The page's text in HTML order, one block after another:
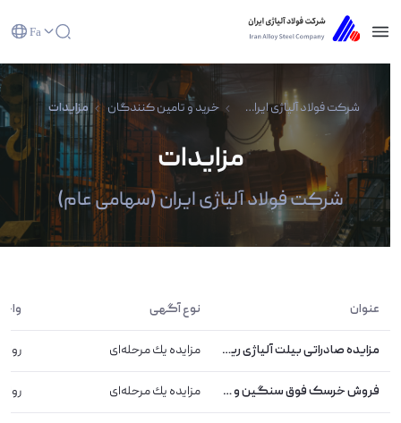
Fa
مزایدات - شرکت فولاد آلیاژی ایران(سهامی عام)
شرکت فولاد آلیاژی ایران(سهامی عام) خرید و تامین کنندگان مزایدات
مزایدات
شرکت فولاد آلیاژی ایران (سهامی عام)
عنوان نوع آگهی
مزایده صادراتی بیلت آلیاژی ریخته‌گری مداوم شرکت فولاد آلیاژی ایران مزایده یك مرحله‌ای
فروش خرسک فوق سنگین و سرباره کوره قوس الکتریکی مزایده یك مرحله‌ای